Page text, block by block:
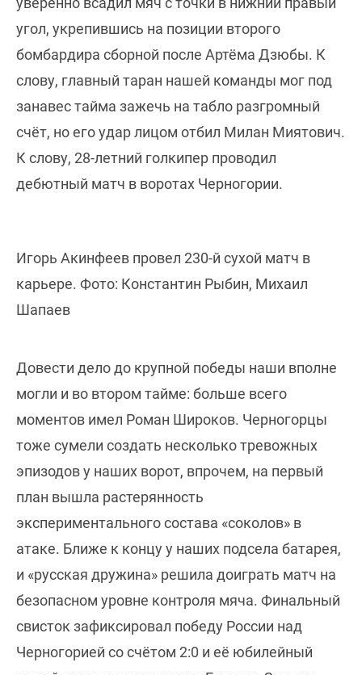
угол, укрепившись на позиции второго
бомбардира сборной после Артёма Дзюбы. К
слову, главный таран нашей команды мог под
занавес тайма зажечь на табло разгромный
счёт, но его удар лицом отбил Милан Миятович.
К слову, 28-летний голкипер проводил
дебютный матч в воротах Черногории.
Игорь Акинфеев провел 230-й сухой матч в
карьере. Фото: Константин Рыбин, Михаил
Шапаев
Довести дело до крупной победы наши вполне
могли и во втором тайме: больше всего
моментов имел Роман Широков. Черногорцы
тоже сумели создать несколько тревожных
эпизодов у наших ворот, впрочем, на первый
план вышла растерянность
экспериментального состава «соколов» в
атаке. Ближе к концу у наших подсела батарея,
и «русская дружина» решила доиграть матч на
безопасном уровне контроля мяча. Финальный
свисток зафиксировал победу России над
Черногорией со счётом 2:0 и её юбилейный